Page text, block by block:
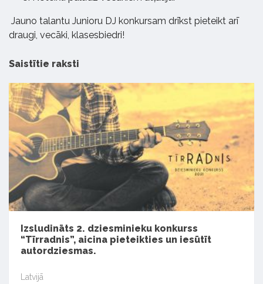
Jauno talantu Junioru DJ konkursam drīkst pieteikt arī
draugi, vecāki, klasesbiedri!
Saistītie raksti
Izsludināts 2. dziesminieku konkurss
“Tīrradnis”, aicina pieteikties un iesūtīt
autordziesmas.
Latvijā